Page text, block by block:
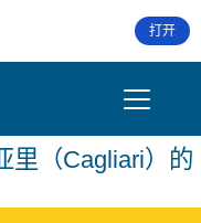
打开
里（Cagliari）的